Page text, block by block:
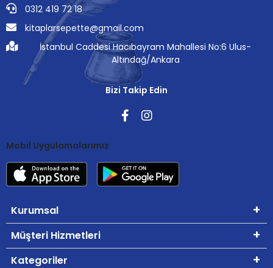
0312 419 72 18
kitaplarsepette@gmail.com
İstanbul Caddesi Hacıbayram Mahallesi No:6 Ulus-
Altındağ/Ankara
Bizi Takip Edin
Mobil Uygulamalarımız
Kurumsal
Müşteri Hizmetleri
Kategoriler